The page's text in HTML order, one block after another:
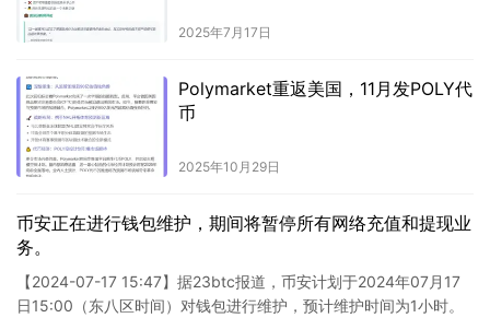
2025年7月17日
Polymarket重返美国，11月发POLY代
币
2025年10月29日
币安正在进行钱包维护，期间将暂停所有网络充值和提现业
务。
【2024-07-17 15:47】据23btc报道，币安计划于2024年07月17
日15:00（东八区时间）对钱包进行维护，预计维护时间为1小时。